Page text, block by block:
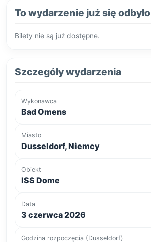
To wydarzenie już się odbyło
Bilety nie są już dostępne.
Szczegóły wydarzenia
Wykonawca
Bad Omens
Miasto
Dusseldorf, Niemcy
Obiekt
ISS Dome
Data
3 czerwca 2026
Godzina rozpoczęcia (Dusseldorf)